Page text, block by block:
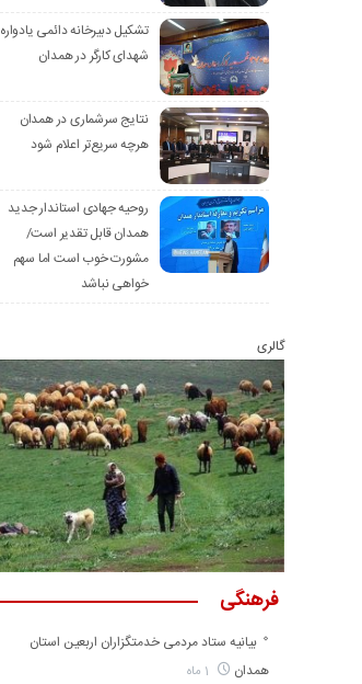
تشکیل دبیرخانه دائمی یادواره
شهدای کارگر در همدان
نتایج سرشماری در همدان
هرچه سریع‌تر اعلام شود
روحیه جهادی استاندار جدید
همدان قابل تقدیر است/
مشورت خوب است اما سهم
خواهی نباشد
گالری
فرهنگی
بیانیه ستاد مردمی خدمتگزاران اربعین استان
همدان